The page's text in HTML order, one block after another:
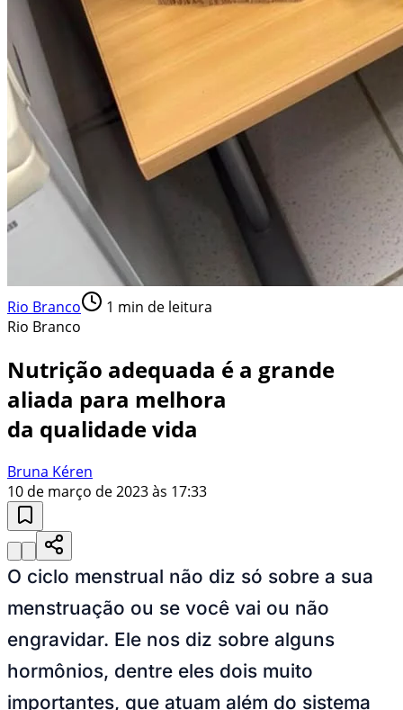
Rio Branco 1 min de leitura
Rio Branco
Nutrição adequada é a grande
aliada para melhora
da qualidade vida
Bruna Kéren
10 de março de 2023 às 17:33
O ciclo menstrual não diz só sobre a sua
menstruação ou se você vai ou não
engravidar. Ele nos diz sobre alguns
hormônios, dentre eles dois muito
importantes, que atuam além do sistema